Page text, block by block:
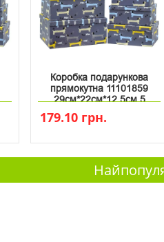
Коробка подарункова
прямокутна 11101859
29см*22см*12.5см 5
179.10 грн.